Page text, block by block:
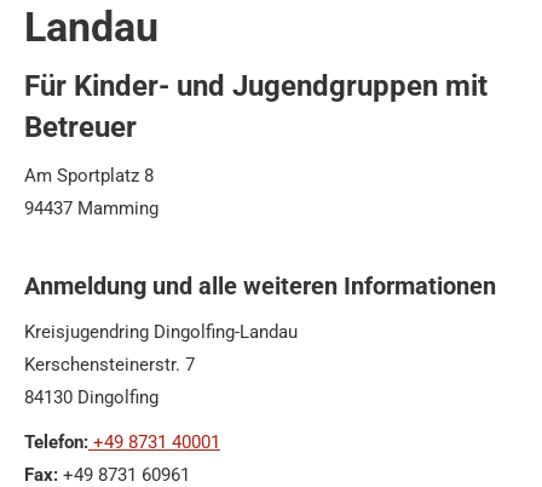
Landau
Für Kinder- und Jugendgruppen mit
Betreuer
Am Sportplatz 8
94437 Mamming
Anmeldung und alle weiteren Informationen
Kreisjugendring Dingolfing-Landau
Kerschensteinerstr. 7
84130 Dingolfing
Telefon: +49 8731 40001
Fax: +49 8731 60961